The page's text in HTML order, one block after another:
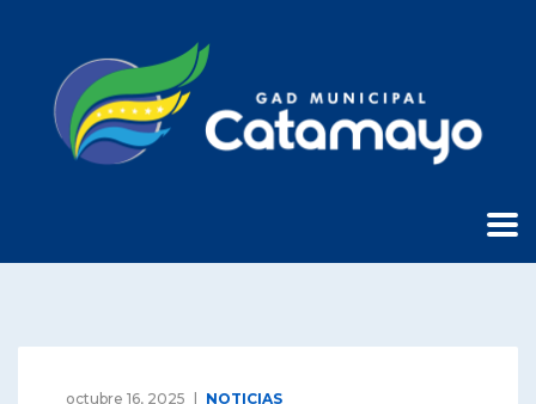
octubre 16, 2025 NOTICIAS